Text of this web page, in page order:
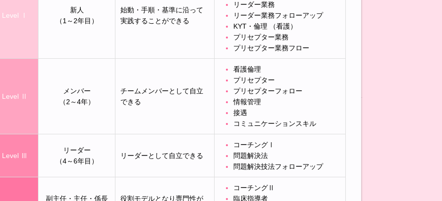
Level Ⅰ
新人
（1～2年目）
始動・手順・基準に沿って
実践することができる
リーダー業務
リーダー業務フォローアップ
KYT・倫理 （看護）
プリセプター業務
プリセプター業務フロー
Level Ⅱ
メンバー
（2～4年）
チームメンバーとして自立
できる
看護倫理
プリセプター
プリセプターフォロー
情報管理
接遇
コミュニケーションスキル
Level Ⅲ
リーダー
（4～6年目）
リーダーとして自立できる
コーチングⅠ
問題解決法
問題解決技法フォローアップ
副主任・主任・係長 役割モデルとなり専門性が
コーチングⅡ
臨床指導者